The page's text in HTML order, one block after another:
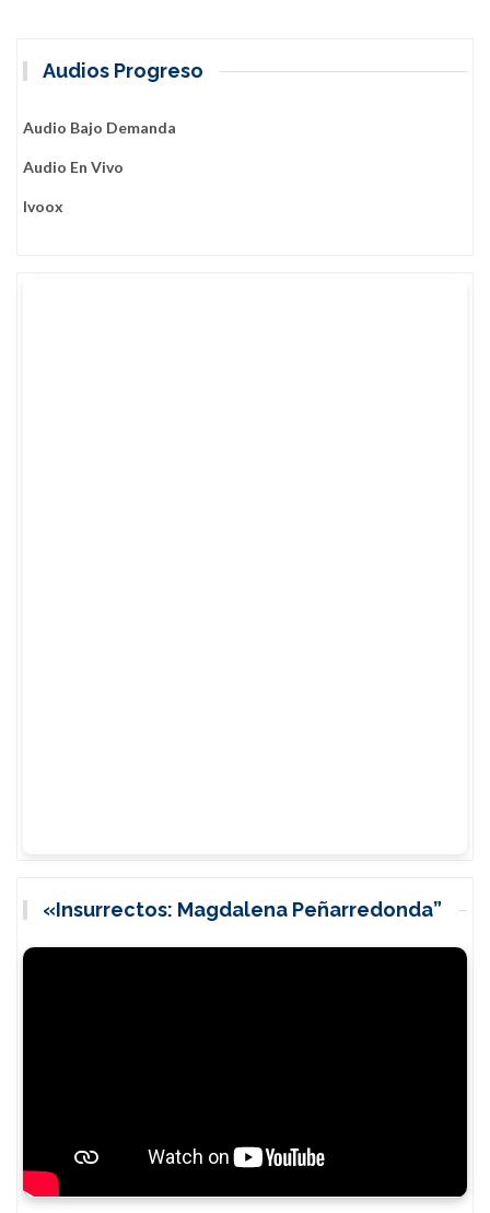
Audios Progreso
Audio Bajo Demanda
Audio En Vivo
Ivoox
«Insurrectos: Magdalena Peñarredonda”